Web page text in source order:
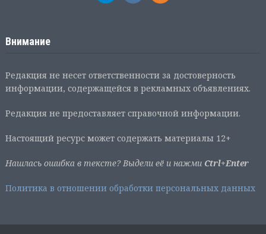
Внимание
Редакция не несет ответственности за достоверность
информации, содержащейся в рекламных объявлениях.
Редакция не предоставляет справочной информации.
Настоящий ресурс может содержать материалы 12+
Нашлась ошибка в тексте? Выдели её и нажми Ctrl+Enter
Политика в отношении обработки персональных данных